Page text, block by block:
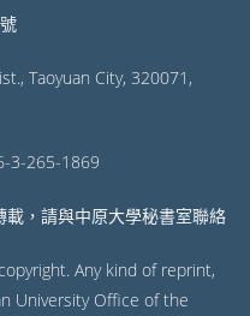
Taoyuan City, 320071,
3-265-1869
，請與中原大學秘書室聯絡
Any kind of reprint,
University Office of the